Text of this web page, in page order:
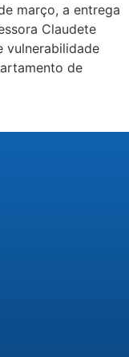
março, a entrega
Claudete
vulnerabilidade
de